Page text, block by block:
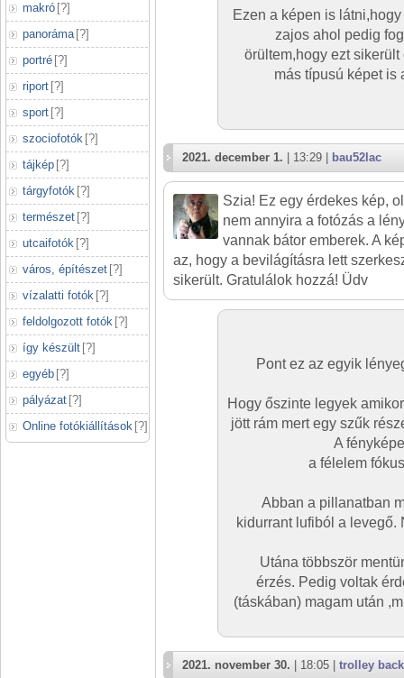
makró [?]
panoráma [?]
portré [?]
riport [?]
sport [?]
szociofotók [?]
tájkép [?]
tárgyfotók [?]
természet [?]
utcaifotók [?]
város, építészet [?]
vízalatti fotók [?]
feldolgozott fotók [?]
így készült [?]
egyéb [?]
pályázat [?]
Online fotókiállítások [?]
Ezen a képen is
zajos ahol pedig
örültem,hogy ezt
más típusú képet is
2021. december 1. | 13:29 | bau52lac
Szia! Ez egy érdekes kép,
nem annyira a fotózás a
vannak bátor emberek. A
az, hogy a bevilágításra lett
sikerült. Gratulálok hozzá! Üdv
Pont ez az egyik
Hogy őszinte legyek
jött rám mert egy szűk
A
a félelem
Abban a pillanatban
kidurrant lufiból a levegő.
Utána többször
érzés. Pedig voltak
(táskában) magam után
2021. november 30. | 18:05 | trolley back